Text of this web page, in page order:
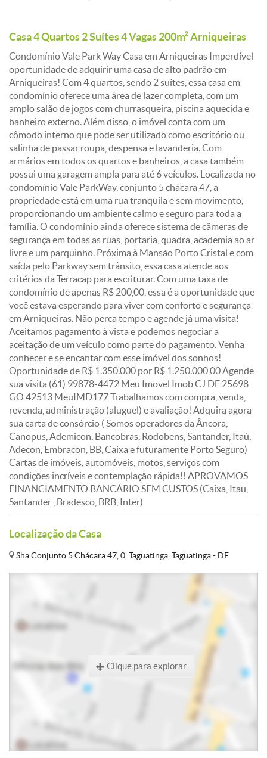
Casa 4 Quartos 2 Suítes 4 Vagas 200m² Arniqueiras
Condomínio Vale Park Way Casa em Arniqueiras Imperdível
oportunidade de adquirir uma casa de alto padrão em
Arniqueiras! Com 4 quartos, sendo 2 suítes, essa casa em
condomínio oferece uma área de lazer completa, com um
amplo salão de jogos com churrasqueira, piscina aquecida e
banheiro externo. Além disso, o imóvel conta com um
cômodo interno que pode ser utilizado como escritório ou
salinha de passar roupa, despensa e lavanderia. Com
armários em todos os quartos e banheiros, a casa também
possui uma garagem ampla para até 6 veículos. Localizada no
condomínio Vale ParkWay, conjunto 5 chácara 47, a
propriedade está em uma rua tranquila e sem movimento,
proporcionando um ambiente calmo e seguro para toda a
família. O condomínio ainda oferece sistema de câmeras de
segurança em todas as ruas, portaria, quadra, academia ao ar
livre e um parquinho. Próxima à Mansão Porto Cristal e com
saída pelo Parkway sem trânsito, essa casa atende aos
critérios da Terracap para escriturar. Com uma taxa de
condomínio de apenas R$ 200,00, essa é a oportunidade que
você estava esperando para viver com conforto e segurança
em Arniqueiras. Não perca tempo e agende já uma visita!
Aceitamos pagamento à vista e podemos negociar a
aceitação de um veículo como parte do pagamento. Venha
conhecer e se encantar com esse imóvel dos sonhos!
Oportunidade de R$ 1.350.000 por R$ 1.250.000,00 Agende
sua visita (61) 99878-4472 Meu Imovel Imob CJ DF 25698
GO 42513 MeuIMD177 Trabalhamos com compra, venda,
revenda, administração (aluguel) e avaliação! Adquira agora
sua carta de consórcio ( Somos operadores da Âncora,
Canopus, Ademicon, Bancobras, Rodobens, Santander, Itaú,
Adecon, Embracon, BB, Caixa e futuramente Porto Seguro)
Cartas de imóveis, automóveis, motos, serviços com
condições incríveis e contemplação rápida!! APROVAMOS
FINANCIAMENTO BANCÁRIO SEM CUSTOS (Caixa, Itau,
Santander , Bradesco, BRB, Inter)
Localização da Casa
Sha Conjunto 5 Chácara 47, 0, Taguatinga, Taguatinga - DF
Clique para explorar